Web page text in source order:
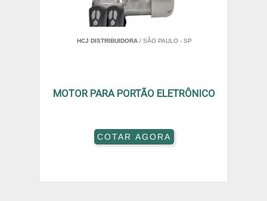
HCJ DISTRIBUIDORA/ SÃO PAULO - SP
MOTOR PARA PORTÃO ELETRÔNICO
COTAR AGORA